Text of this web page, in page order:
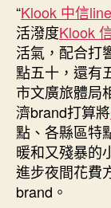
“Klook 中信
活潑度Klook
活氣，配合打
點五十，還有
市文廣旅體局
濟brand打算將
點、各縣區特
暖和又殘暴的
進步夜間花費
brand。